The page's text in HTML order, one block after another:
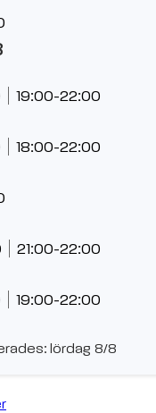
19:00-22:00
18:00-22:00
21:00-22:00
19:00-22:00
lördag 8/8